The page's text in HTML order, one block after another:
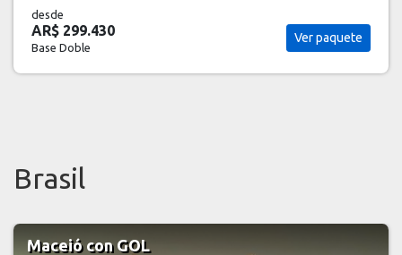
desde
AR$ 658.131 Ver paquete
Brasil
Disfrutá Angra Dos Reis con GOL